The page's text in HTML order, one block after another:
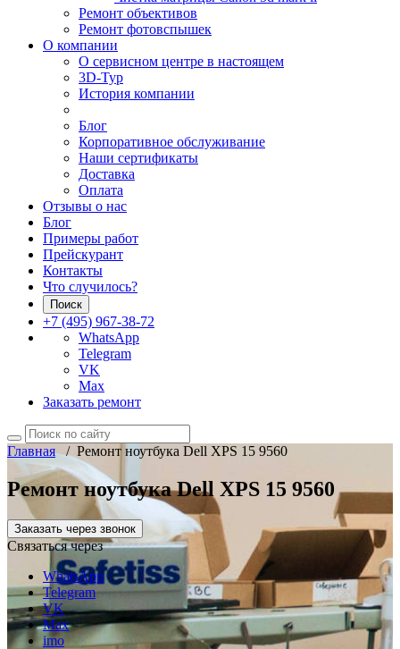
Ремонт объективов
Ремонт фотовспышек
О компании
О сервисном центре в настоящем
3D-Тур
История компании
Блог
Корпоративное обслуживание
Наши сертификаты
Доставка
Оплата
Отзывы о нас
Блог
Примеры работ
Прейскурант
Контакты
Что случилось?
Поиск
+7 (495) 967-38-72
WhatsApp
Telegram
VK
Max
Заказать ремонт
Главная/ Ремонт ноутбука Dell XPS 15 9560
Ремонт ноутбука Dell XPS 15 9560
Заказать через звонок
Связаться через
WhatsApp
Telegram
VK
Max
imo